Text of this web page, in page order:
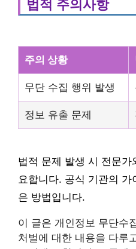
법적 주의사항
주의 상황
무단 수집 행위 발생
정보 유출 문제
법적 문제 발생 시 전문
요합니다. 공식 기관의
은 방법입니다.
이 글은 개인정보 무단수
처벌에 대한 내용을 다루